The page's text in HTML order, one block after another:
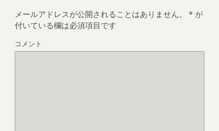
メールアドレスが公開されることはありません。 * が
付いている欄は必須項目です
コメント